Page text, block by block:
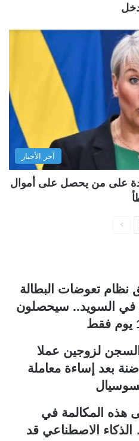
آخر الأخبار
جديدة على من يحصل على أموال
ح
ة
ا
س
ب
ق
ة
نظام تعوضات البطالة
في السويد.. سيحصلون
لزوجين عملا
بعد إساءة معاملة
هذه المكالمة في
الذكاء الاصطناعي قد